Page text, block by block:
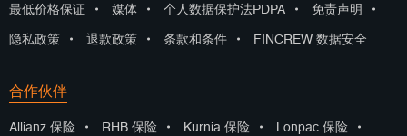
最低价格保证 • 媒体 • 个人数据保护法PDPA • 免责声明 •
隐私政策 • 退款政策 • 条款和条件 • FINCREW 数据安全
合作伙伴
Allianz 保险 • RHB 保险 • Kurnia 保险 • Lonpac 保险 •